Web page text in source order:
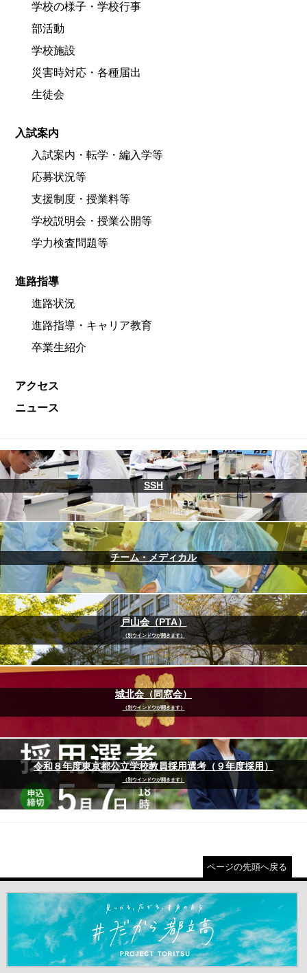
学校の様子・学校行事
部活動
学校施設
災害時対応・各種届出
生徒会
入試案内
入試案内・転学・編入学等
応募状況等
支援制度・授業料等
学校説明会・授業公開等
学力検査問題等
進路指導
進路状況
進路指導・キャリア教育
卒業生紹介
アクセス
ニュース
SSH
チーム・メディカル
戸山会（PTA）
（別ウインドウが開きます）
城北会（同窓会）
（別ウインドウが開きます）
令和８年度東京都公立学校教員採用選考（９年度採用）
（別ウインドウが開きます）
ページの先頭へ戻る
＃だから都立高（別ウインドウが開きます）